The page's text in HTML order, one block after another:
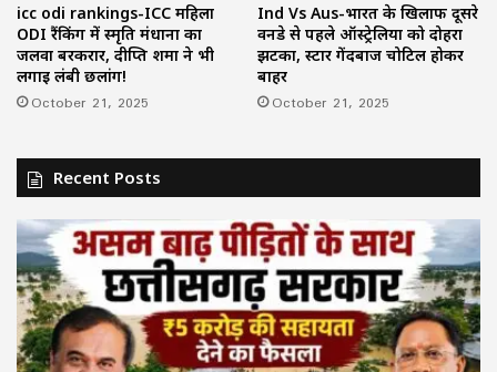
icc odi rankings-ICC महिला
ODI रैंकिंग में स्मृति मंधाना का
जलवा बरकरार, दीप्ति शर्मा ने भी
लगाई लंबी छलांग!
October 21, 2025
Ind Vs Aus-भारत के खिलाफ दूसरे
वनडे से पहले ऑस्ट्रेलिया को दोहरा
झटका, स्टार गेंदबाज चोटिल होकर
बाहर
October 21, 2025
Recent Posts